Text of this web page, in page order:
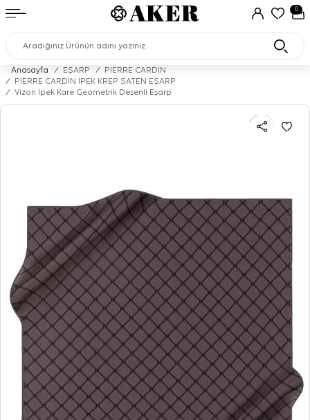
0
Anasayfa / EŞARP /
PIERRE CARDIN
/
PİERRE CARDİN İPEK KREP SATEN EŞARP
/
Vizon İpek Kare Geometrik Desenli Eşarp